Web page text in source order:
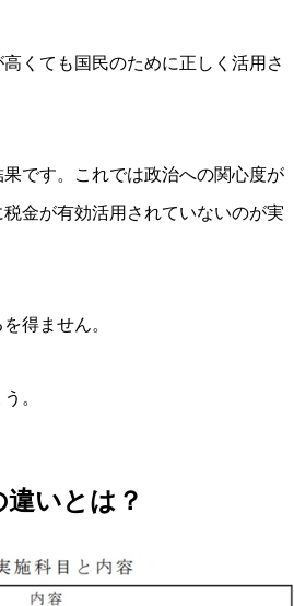
くても国民のために正しく活用さ
です。これでは政治への関心度が
金が有効活用されていないのが実
得ません。
。
いとは？